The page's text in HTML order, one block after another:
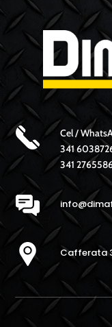
Cel /
341
341
Cafferata